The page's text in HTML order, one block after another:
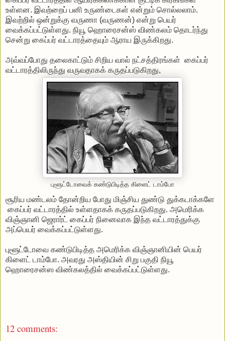
உள்ளன. இவற்றைப் பனி உருண்டைகள் என்றும் சொல்லலாம்.
இவற்றில் ஒன்றுக்கு வருணா (வருணன்) என்று பெயர்
வைக்கப்பட்டுள்ளது. நியூ ஹொரைசன்ஸ் விண்கலம் தொடர்ந்து
சென்று கைப்பர் வட்டாரத்தையும் ஆராய இருக்கிறது.
அவ்வப்போது தலைகாட்டும் சிறிய வால் நட்சத்திரங்கள் கைப்பர்
வட்டாரத்திலிருந்து வருவதாகக் கருதப்படுகிறது,
புளூட்டோவைக் கண்டுபிடித்த கிளைட் டாம்போ
சூரிய மண்டலம் தோன்றிய போது மிஞ்சிய துண்டு துக்கடாக்களே
கைப்பர் வட்டாரத்தில் உள்ளதாகக் கருதப்படுகிறது. அமெரிக்க
விஞ்ஞானி ஜெரார்ட் கைப்பர் நினைவாக இந்த வட்டாரத்துக்கு
அப்பெயர் வைக்கப்பட்டுள்ளது.
புளூட்டோவை கண்டுபிடித்த அமெரிக்க விஞ்ஞானியின் பெயர்
கிளைட் டாம்போ. அவரது அஸ்தியின் சிறு பகுதி நியூ
ஹொரைசன்ஸ விண்கலத்தில் வைக்கப்பட்டுள்ளது.
12 comments: